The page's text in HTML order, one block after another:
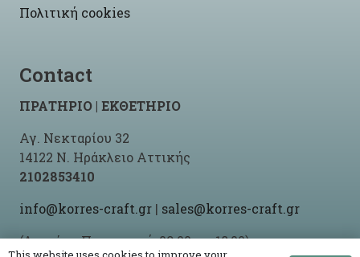
Πολιτική cookies
Contact
ΠΡΑΤΗΡΙΟ | ΕΚΘΕΤΗΡΙΟ
Αγ. Νεκταρίου 32
14122 Ν. Ηράκλειο Αττικής
2102853410
info@korres-craft.gr | sales@korres-craft.gr
(Δευτέρα-Παρασκευή: 09:00 ως 18:00)